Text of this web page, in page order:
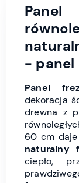
- panel
Panel
dekoracja
drewna z
60 cm daje
naturalny
ciepło,